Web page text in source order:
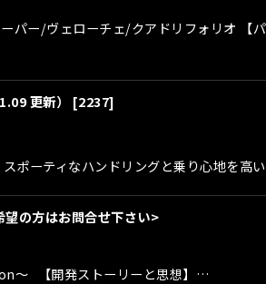
ー/ヴェローチェ/クアドリフォリオ 【
更新） [2237]
ポーティなハンドリングと乗り心地を高
の方はお問合せ下さい>
〜 【開発ストーリーと思想】…